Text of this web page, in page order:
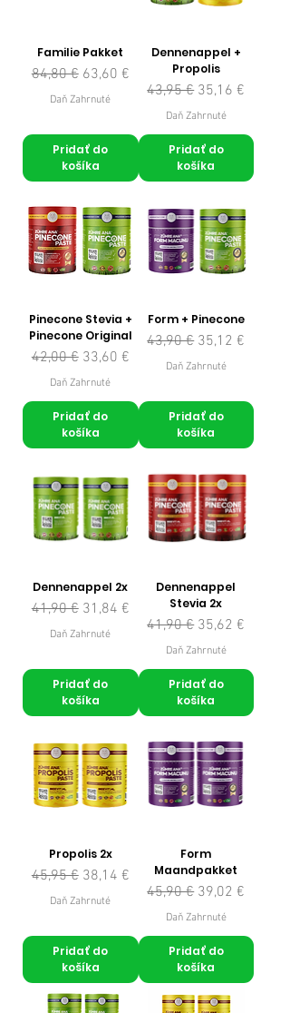
Familie Pakket
Normálna cena
84,80 € Zľavnená cena
63,60 €
Daň Zahrnuté
Pridať do
košíka
Dennenappel +
Propolis
Normálna cena
43,95 € Zľavnená cena
35,16 €
Daň Zahrnuté
Pridať do
košíka
Pinecone Stevia +
Pinecone Original
Normálna cena
42,00 € Zľavnená cena
33,60 €
Daň Zahrnuté
Pridať do
košíka
Form + Pinecone
Normálna cena
43,90 € Zľavnená cena
35,12 €
Daň Zahrnuté
Pridať do
košíka
Dennenappel 2x
Normálna cena
41,90 € Zľavnená cena
31,84 €
Daň Zahrnuté
Pridať do
košíka
Dennenappel
Stevia 2x
Normálna cena
41,90 € Zľavnená cena
35,62 €
Daň Zahrnuté
Pridať do
košíka
Propolis 2x
Normálna cena
45,95 € Zľavnená cena
38,14 €
Daň Zahrnuté
Pridať do
košíka
Form
Maandpakket
Normálna cena
45,90 € Zľavnená cena
39,02 €
Daň Zahrnuté
Pridať do
košíka